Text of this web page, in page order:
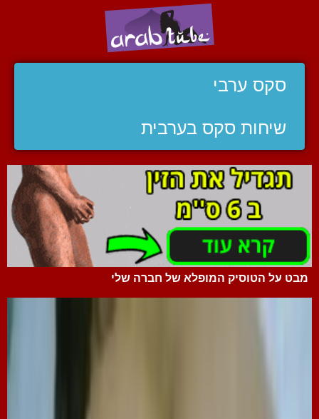
סקס ערבי
שיחות סקס בערבית
מבט על הטוסיק המופלא של חברה שלי